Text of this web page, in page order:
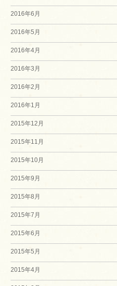
2016年6月
2016年5月
2016年4月
2016年3月
2016年2月
2016年1月
2015年12月
2015年11月
2015年10月
2015年9月
2015年8月
2015年7月
2015年6月
2015年5月
2015年4月